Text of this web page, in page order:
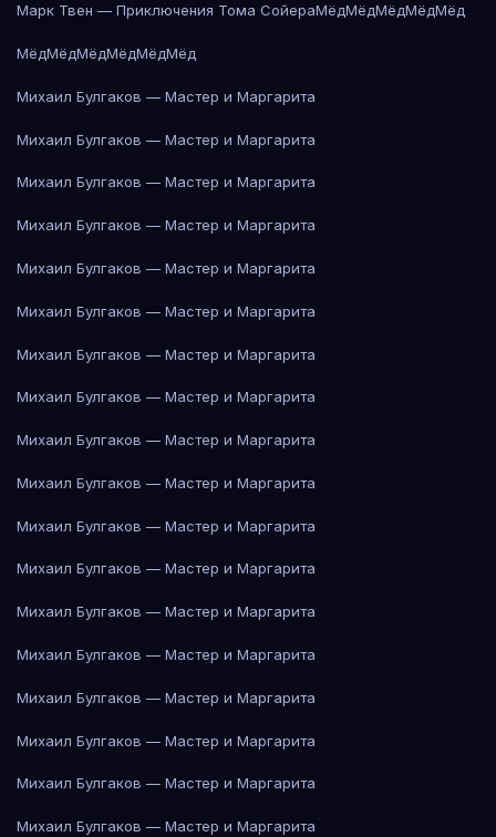
Марк Твен — Приключения Тома СойераМёдМёдМёдМёдМёд
МёдМёдМёдМёдМёдМёд
Михаил Булгаков — Мастер и Маргарита
Михаил Булгаков — Мастер и Маргарита
Михаил Булгаков — Мастер и Маргарита
Михаил Булгаков — Мастер и Маргарита
Михаил Булгаков — Мастер и Маргарита
Михаил Булгаков — Мастер и Маргарита
Михаил Булгаков — Мастер и Маргарита
Михаил Булгаков — Мастер и Маргарита
Михаил Булгаков — Мастер и Маргарита
Михаил Булгаков — Мастер и Маргарита
Михаил Булгаков — Мастер и Маргарита
Михаил Булгаков — Мастер и Маргарита
Михаил Булгаков — Мастер и Маргарита
Михаил Булгаков — Мастер и Маргарита
Михаил Булгаков — Мастер и Маргарита
Михаил Булгаков — Мастер и Маргарита
Михаил Булгаков — Мастер и Маргарита
Михаил Булгаков — Мастер и Маргарита